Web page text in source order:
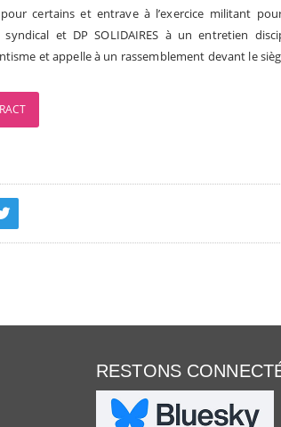
certains et entrave à l’exercice militant
et DP SOLIDAIRES à un entretien
et appelle à un rassemblement devant le
RESTONS